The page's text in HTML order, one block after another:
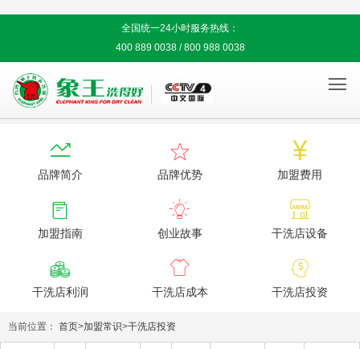
全国统一24小时服务热线：
400 889 0038 / 800 988 0038


品牌简介

品牌优势

加盟费用

加盟指南

创业故事

干洗店设备

干洗店利润

干洗店成本

干洗店投资
当前位置： 首页>加盟常识>干洗店投资